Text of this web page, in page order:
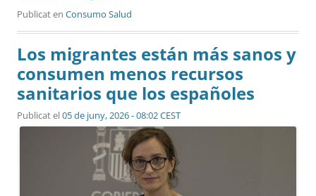
Publicat en Consumo Salud
Los migrantes están más sanos y
consumen menos recursos
sanitarios que los españoles
Publicat el05 de juny, 2026 - 08:02 CEST